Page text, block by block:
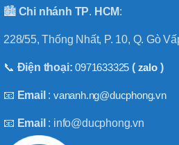
🏙️ Chi nhánh TP. HCM:
228/55, Thống Nhất, P. 10, Q. Gò
📞 Điện thoại:0971633325 ( zalo)
📧 Email :vananh.ng@ducphong.vn
📧 Email : info@ducphong.vn